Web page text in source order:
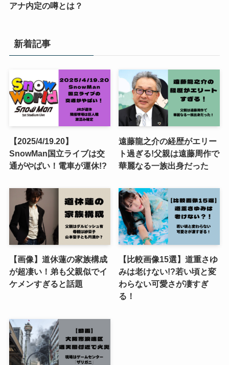
アナ内定の噂とは？
新着記事
【2025/4/19.20】
SnowMan国立ライブは交
通がやばい！電車が運休!?
遠藤龍之介の経歴がエリー
ト過ぎる!父親は遠藤周作で
華麗なる一族出身だった
【画像】道休蓮の家族構成
が超凄い！弟も父親似でイ
ケメンすぎると話題
【比較画像15選】道重さゆ
みは老けない!?若い頃と変
わらない可愛さが凄すぎ
る！